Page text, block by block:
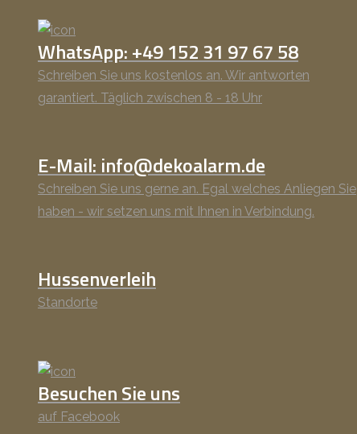
WhatsApp: +49 152 31 97 67 58
Schreiben Sie uns kostenlos an. Wir antworten
garantiert. Täglich zwischen 8 - 18 Uhr
E-Mail: info@dekoalarm.de
Schreiben Sie uns gerne an. Egal welches Anliegen Sie
haben - wir setzen uns mit Ihnen in Verbindung.
Hussenverleih
Standorte
Besuchen Sie uns
auf Facebook